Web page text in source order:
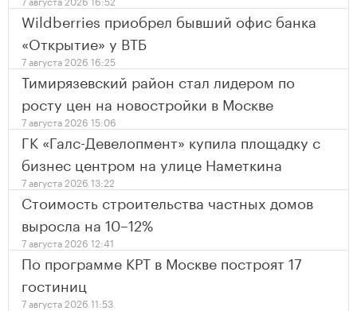
Wildberries приобрел бывший офис банка
«Открытие» у ВТБ
7 августа 2026 16:25
Тимирязевский район стал лидером по
росту цен на новостройки в Москве
7 августа 2026 15:06
ГК «Галс-Девелопмент» купила площадку с
бизнес центром на улице Наметкина
7 августа 2026 13:22
Стоимость строительства частных домов
выросла на 10–12%
7 августа 2026 12:41
По программе КРТ в Москве построят 17
гостиниц
7 августа 2026 11:53